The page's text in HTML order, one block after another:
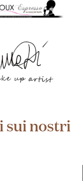
sui nostri